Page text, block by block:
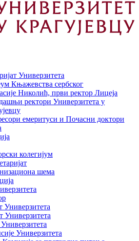
Универзитета
Књажевства сербског
Николић, први ректор Лицеја
ректори Универзитета у
емеритуси и Почасни доктори
колегијум
шема
Универзитета
Универзитета
Универзитета